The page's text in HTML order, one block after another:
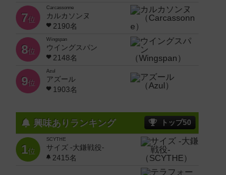
7位
Carcassonne
カルカソンヌ
2190名
8位
Wingspan
ウイングスパン
2148名
9位
Azul
アズール
1903名
興味ありランキング トップ50
1位
SCYTHE
サイズ -大鎌戦役-
2415名